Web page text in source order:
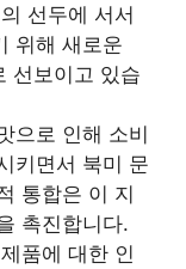
선두에 서서
위해 새로운
선보이고 있습
으로 인해 소비
키면서 북미 문
통합은 이 지
촉진합니다.
품에 대한 인